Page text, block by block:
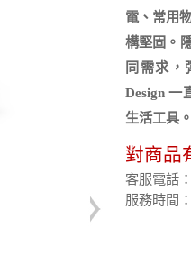
電、常用
構堅固。
同需求，
Design 一
生活工具
對商品
客服電話
服務時間